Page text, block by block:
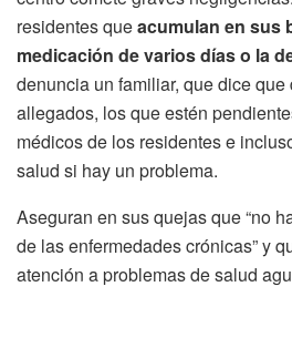
residentes queacumulan en sus
medicación de varios días o la
denuncia un familiar, que dice
allegados, los que estén
médicos de los residentes e
salud si hay un problema.
Aseguran en sus quejas que “no
de las enfermedades crónicas” y
atención a problemas de salud